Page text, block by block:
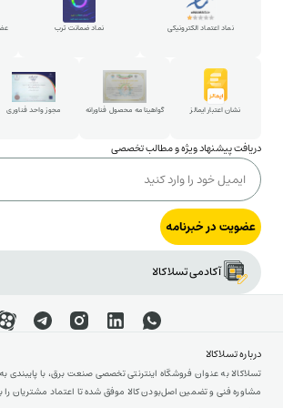
ارتباط با مدیرعامل
نماد اعتماد الکترونیکی نماد ضمانت ترب
نشان اعتبار ایمالز گواهینامه محصول فناورانه مجوز واحد فناوری
دریافت پیشنهاد ویژه و مطالب تخصصی
عضویت در خبرنامه
آکادمی تسلاکالا
درباره تسلاکالا
تسلاکالا به عنوان فروشگاه اینترنتی تخصصی صنعت برق، با
مشاوره فنی و تضمین اصل‌بودن کالا موفق شده تا اعتماد مشتریان